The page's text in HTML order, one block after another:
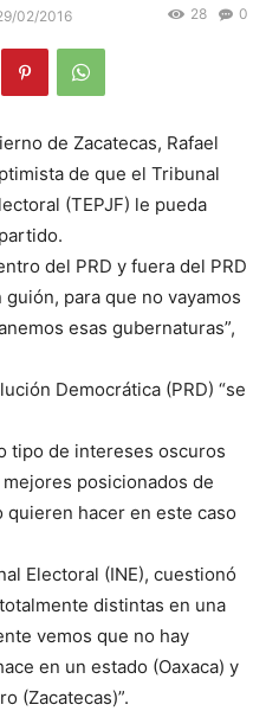
02/2016 0
28
de Zacatecas, Rafael
de que el Tribunal
(TEPJF) le pueda
del PRD y fuera del PRD
para que no vayamos
esas gubernaturas”,
Democrática (PRD) “se
tipo de intereses oscuros
posicionados de
quieren hacer en este caso
Electoral (INE), cuestionó
distintas en una
vemos que no hay
en un estado (Oaxaca) y
(Zacatecas)”.